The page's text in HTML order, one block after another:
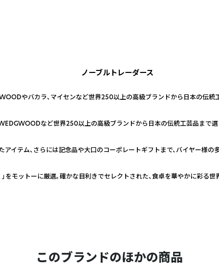
ノーブルトレーダース
やバカラ、マイセンなど世界250以上の高級ブランドから日本の伝統
など世界250以上の高級ブランドから日本の伝統工芸品まで選
イテム、さらには記念品や大口のコーポレートギフトまで、バイヤー様の
をモットーに厳選。確かな目利きでセレクトされた、食卓を華やかに彩る
このブランドのほかの商品